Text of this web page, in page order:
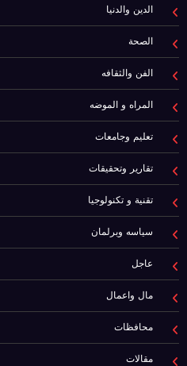
الدين والدنيا
الصحة
الفن والثقافه
المراه و الموضه
تعليم وجامعات
تقارير وتحقيقات
تقنية و تكنولوجيا
سياسه وبرلمان
عاجل
مال واعمال
محافظات
مقالات